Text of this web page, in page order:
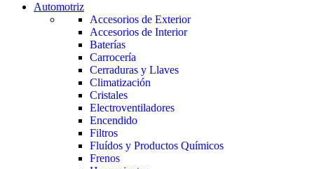
Automotriz
Accesorios de Exterior
Accesorios de Interior
Baterías
Carrocería
Cerraduras y Llaves
Climatización
Cristales
Electroventiladores
Encendido
Filtros
Fluídos y Productos Químicos
Frenos